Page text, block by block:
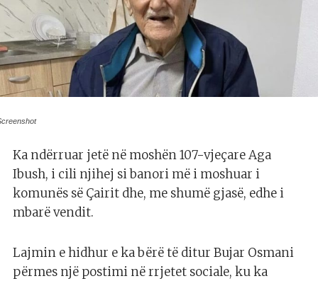
Ka ndërruar jetë në moshën 107-vjeçare Aga
Ibush, i cili njihej si banori më i moshuar i
komunës së Çairit dhe, me shumë gjasë, edhe i
mbarë vendit.
Lajmin e hidhur e ka bërë të ditur Bujar Osmani
përmes një postimi në rrjetet sociale, ku ka